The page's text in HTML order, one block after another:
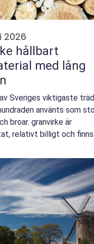
2026
med lång
Sveriges viktigaste
använts som
broar. granvirke är
relativt billigt och finns
Samtidigt s...